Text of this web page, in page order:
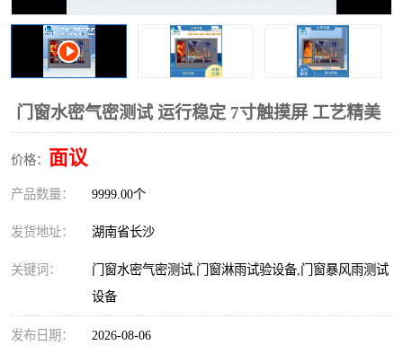
门窗水密气密测试 运行稳定 7寸触摸屏 工艺精美
价格： 面议
产品数量： 9999.00个
发货地址： 湖南省长沙
关键词：
门窗水密气密测试,门窗淋雨试验设备,门窗暴风雨测试
设备
发布日期： 2026-08-06